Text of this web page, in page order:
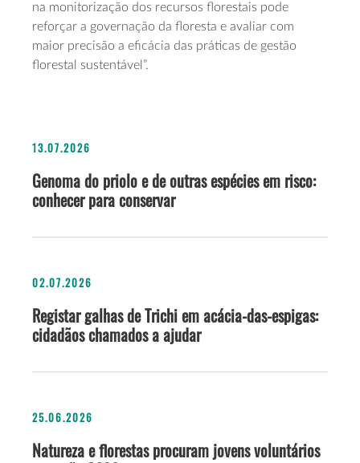
na monitorização dos recursos florestais pode
reforçar a governação da floresta e avaliar com
maior precisão a eficácia das práticas de gestão
florestal sustentável”.
13.07.2026
Genoma do priolo e de outras espécies em risco:
conhecer para conservar
02.07.2026
Registar galhas de Trichi em acácia-das-espigas:
cidadãos chamados a ajudar
25.06.2026
Natureza e florestas procuram jovens voluntários